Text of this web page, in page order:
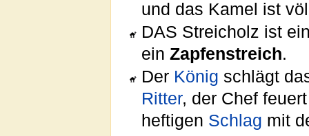
und das Kamel ist
DAS Streicholz ist
einZapfenstreich.
Der König schlägt
Ritter, der Chef
heftigen Schlag mit